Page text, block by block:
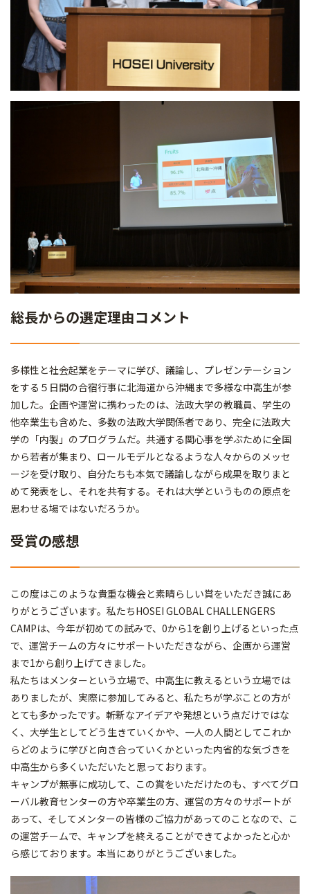
総長からの選定理由コメント
多様性と社会起業をテーマに学び、議論し、プレゼンテーション
をする５日間の合宿行事に北海道から沖縄まで多様な中高生が参
加した。企画や運営に携わったのは、法政大学の教職員、学生の
他卒業生も含めた、多数の法政大学関係者であり、完全に法政大
学の「内製」のプログラムだ。共通する関心事を学ぶために全国
から若者が集まり、ロールモデルとなるような人々からのメッセ
ージを受け取り、自分たちも本気で議論しながら成果を取りまと
めて発表をし、それを共有する。それは大学というものの原点を
思わせる場ではないだろうか。
受賞の感想
この度はこのような貴重な機会と素晴らしい賞をいただき誠にあ
りがとうございます。私たちHOSEI GLOBAL CHALLENGERS
CAMPは、今年が初めての試みで、0から1を創り上げるといった点
で、運営チームの方々にサポートいただきながら、企画から運営
まで1から創り上げてきました。
私たちはメンターという立場で、中高生に教えるという立場では
ありましたが、実際に参加してみると、私たちが学ぶことの方が
とても多かったです。斬新なアイデアや発想という点だけではな
く、大学生としてどう生きていくかや、一人の人間としてこれか
らどのように学びと向き合っていくかといった内省的な気づきを
中高生から多くいただいたと思っております。
キャンプが無事に成功して、この賞をいただけたのも、すべてグロ
ーバル教育センターの方や卒業生の方、運営の方々のサポートが
あって、そしてメンターの皆様のご協力があってのことなので、こ
の運営チームで、キャンプを終えることができてよかったと心か
ら感じております。本当にありがとうございました。